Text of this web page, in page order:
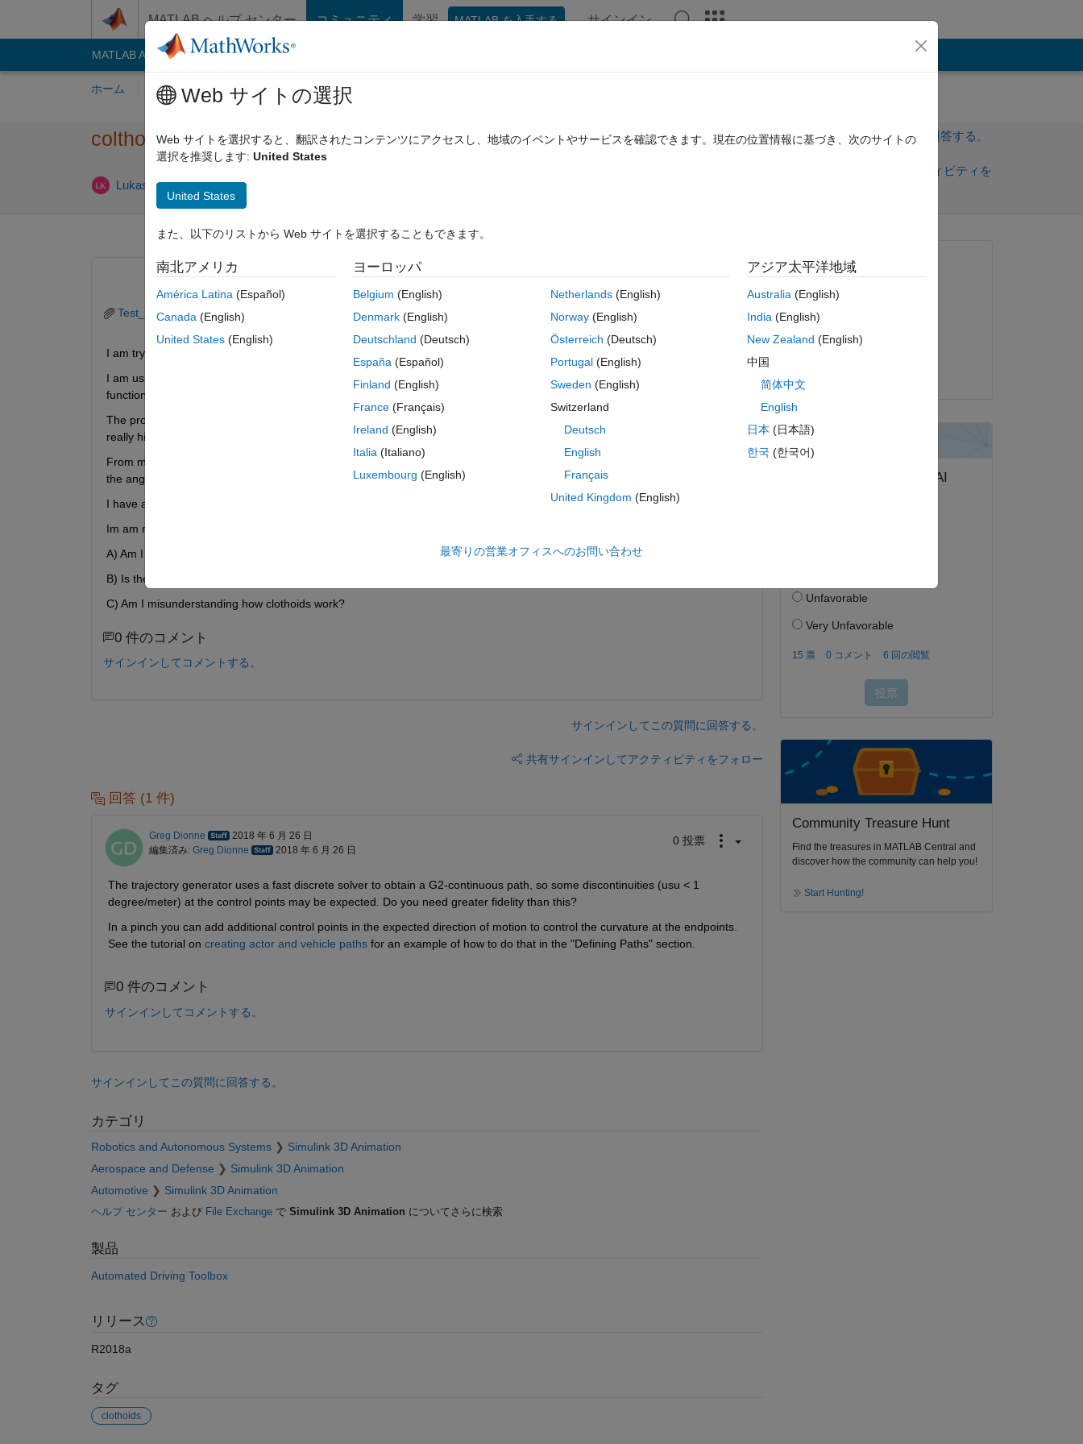
MATLAB ヘルプ センター コミュニティ 学習 MATLAB を入手する サインイン
MATLAB Answers File Exchange
ホーム 質問する 回答 閲覧 MATLAB に関する FAQ
colthoid fitting using trajectory();
Lukas 2018 6 月 7 1 回答
サインインしてこの質問に回答する。
サインインしてアクティビティを
0 投票
Test_Trajectory.m
I am trying to generate reference trajecotries for a vehicle dynmaics controller.
I am using the trajcectory function to generate a path for my vehicle (with a constant velocity) and then i use the record
function to generate samples for my vehicle velocities.
The problem I have is if I extract the angular velocity (or the angle) of my vehicle from the recordings, both samples have
really high slopes (curvature) at the times where my vehicle passes the waypoints.
From my understanding of clothoids this should not happen, because they are used to avoid peaks in the time derivative of
the angular acceleration while driving along a path with constant velocity.
I have attached a code sample to demo my problem.
Im am not sure if I am using these functions in the right way, or if they might not work as expected, so my questions are:
A) Am I placing the waypoints in a manner that prevents the trajectory function from fitting them smoothly?
B) Is the record feature not able to generate smooth samples?
C) Am I misunderstanding how clothoids work?
0 件のコメント
サインインしてコメントする。
サインインしてこの質問に回答する。
共有サインインしてアクティビティをフォロー
回答 (1 件)
Greg Dionne
2018 年 6 月 26 日
編集済み: Greg Dionne 2018 年 6 月 26 日
0 投票
The trajectory generator uses a fast discrete solver to obtain a G2-continuous path, so some discontinuities (usu < 1
degree/meter) at the control points may be expected. Do you need greater fidelity than this?
In a pinch you can add additional control points in the expected direction of motion to control the curvature at the endpoints.
See the tutorial on creating actor and vehicle paths for an example of how to do that in the "Defining Paths" section.
0 件のコメント
サインインしてコメントする。
サインインしてこの質問に回答する。
カテゴリ
Robotics and Autonomous Systems
Simulink 3D Animation
Aerospace and Defense
Simulink 3D Animation
Automotive
Simulink 3D Animation
ヘルプ センター および File Exchangeで Simulink 3D Animation についてさらに検索
製品
Automated Driving Toolbox
リリース
R2018a
タグ
clothoids
質問済み:
2018 年 6 月 7 日
編集済み:
Community Treasure Hunt
Find the treasures in MATLAB Central and
discover how the community can help you!
Start Hunting!
Web サイトの選択
Web サイトを選択すると、翻訳されたコンテンツにアクセスし、地域のイベントやサービスを確認できます。現在の位置情報に基づき、次のサイトの
選択を推奨します: United States
United States
また、以下のリストから Web サイトを選択することもできます。
南北アメリカ
América Latina (Español)
Canada (English)
United States (English)
ヨーロッパ
Belgium (English)
Denmark (English)
Deutschland (Deutsch)
España (Español)
Finland (English)
France (Français)
Ireland (English)
Italia (Italiano)
Luxembourg (English)
Netherlands(English)
Norway(English)
Österreich (Deutsch)
Portugal(English)
Sweden (English)
Switzerland
Deutsch
English
Français
United Kingdom (English)
アジア太平洋地域
Australia(English)
India(English)
New Zealand (English)
中国
简体中文
English
日本 (日本語)
한국 (한국어)
最寄りの営業オフィスへのお問い合わせ